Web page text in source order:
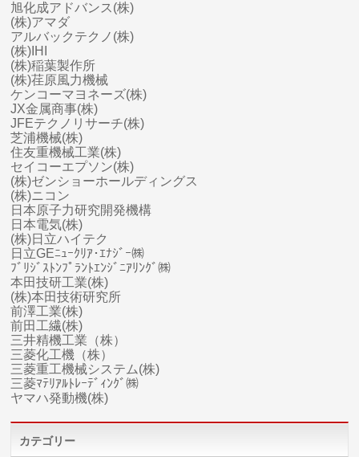
旭化成アドバンス(株)
(株)アマダ
アルバックテクノ(株)
(株)IHI
(株)稲葉製作所
(株)荏原風力機械
ケンコーマヨネーズ(株)
JX金属商事(株)
JFEテクノリサーチ(株)
芝浦機械(株)
住友重機械工業(株)
セイコーエプソン(株)
(株)ゼンショーホールディングス
(株)ニコン
日本原子力研究開発機構
日本電気(株)
(株)日立ハイテク
日立GEﾆｭｰｸﾘｱ･ｴﾅｼﾞｰ㈱
ﾌﾞﾘｼﾞｽﾄﾝﾌﾟﾗﾝﾄｴﾝｼﾞﾆｱﾘﾝｸﾞ㈱
本田技研工業(株)
(株)本田技術研究所
前澤工業(株)
前田工繊(株)
三井精機工業（株）
三菱化工機（株）
三菱重工機械システム(株)
三菱ﾏﾃﾘｱﾙﾄﾚｰﾃﾞｨﾝｸﾞ㈱
ヤマハ発動機(株)
カテゴリー